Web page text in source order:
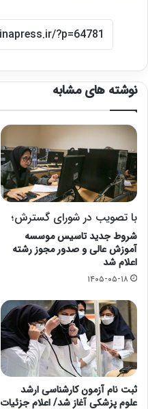
نوشته های مشابه
با تصویب در شورای گسترش؛
شروط جدید تاسیس موسسه
آموزش عالی و صدور مجوز رشته
اعلام شد
۱۴۰۵-۰۵-۱۸
ثبت نام آزمون کارشناسی ارشد
علوم پزشکی آغاز شد/ اعلام جزئیات